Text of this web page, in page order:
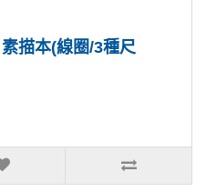
描本(線圈/3種尺